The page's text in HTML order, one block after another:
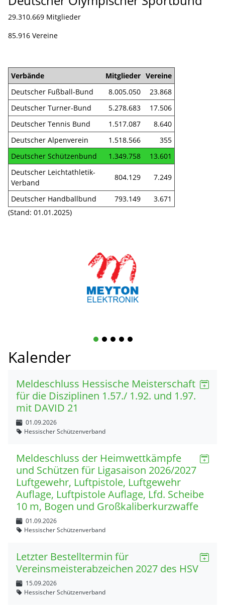
29.310.669 Mitglieder
85.916 Vereine
Verbände Mitglieder Vereine
Deutscher Fußball-Bund
8.005.050
23.868
Deutscher Turner-Bund
5.278.683
17.506
Deutscher Tennis Bund
1.517.087
8.640
Deutscher Alpenverein
1.518.566
355
Deutscher Schützenbund
1.349.758
13.601
Deutscher Leichtathletik-
Verband
804.129 7.249
Deutscher Handballbund 793.149
3.671
(Stand: 01.01.2025)
1 2 3 4 5
Kalender
Meldeschluss Hessische Meisterschaft
für die Disziplinen 1.57./ 1.92. und 1.97.
mit DAVID 21
01.09.2026
Hessischer Schützenverband
Meldeschluss der Heimwettkämpfe
und Schützen für Ligasaison 2026/2027
Luftgewehr, Luftpistole, Luftgewehr
Auflage, Luftpistole Auflage, Lfd. Scheibe
10 m, Bogen und Großkaliberkurzwaffe
01.09.2026
Hessischer Schützenverband
Letzter Bestelltermin für
Vereinsmeisterabzeichen 2027 des HSV
15.09.2026
Hessischer Schützenverband